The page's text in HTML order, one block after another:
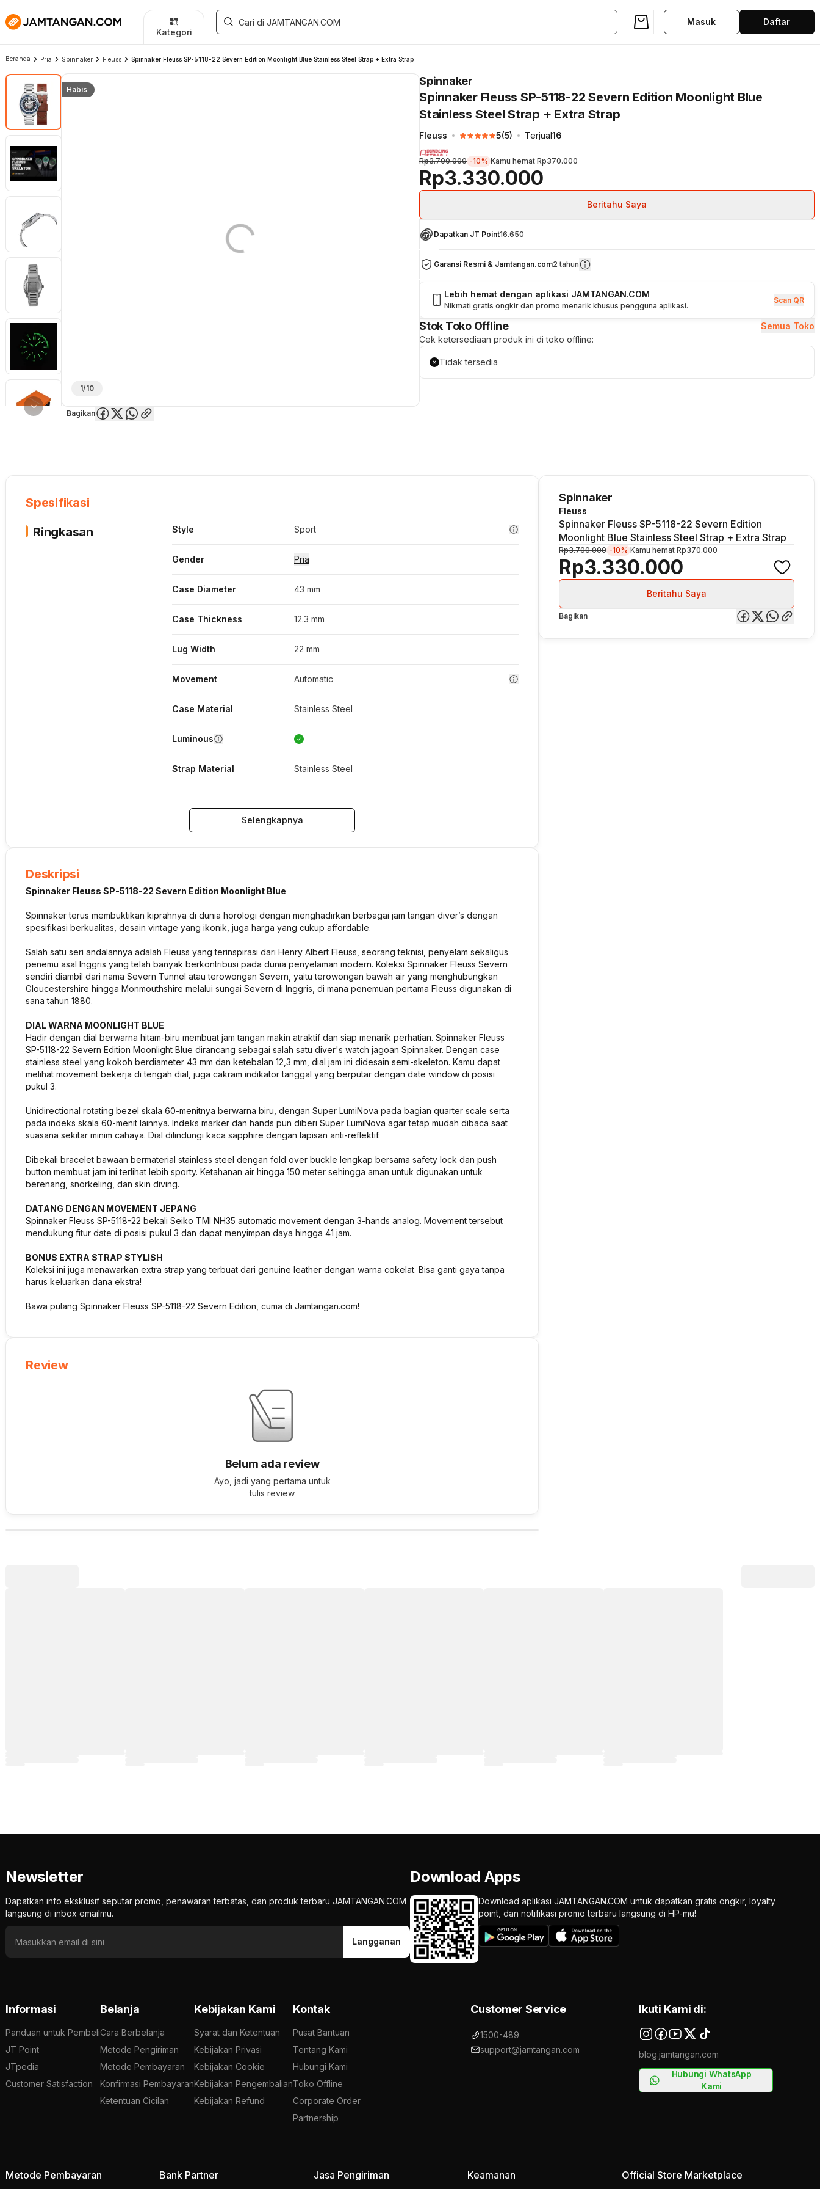
Newsletter
Dapatkan info eksklusif seputar promo, penawaran terbatas, dan produk terbaru JAMTANGAN.COM
langsung di inbox emailmu.
Langganan
Download Apps
Download aplikasi JAMTANGAN.COM untuk dapatkan gratis ongkir, loyalty
point, dan notifikasi promo terbaru langsung di HP-mu!
Informasi
Panduan untuk Pembeli
JT Point
JTpedia
Customer Satisfaction
Belanja
Cara Berbelanja
Metode Pengiriman
Metode Pembayaran
Konfirmasi Pembayaran
Ketentuan Cicilan
Kebijakan Kami
Syarat dan Ketentuan
Kebijakan Privasi
Kebijakan Cookie
Kebijakan Pengembalian
Kebijakan Refund
Kontak
Pusat Bantuan
Tentang Kami
Hubungi Kami
Toko Offline
Corporate Order
Partnership
Customer Service
1500-489
support@jamtangan.com
Ikuti Kami di:
blog.jamtangan.com
Hubungi WhatsApp
Kami
Metode Pembayaran Bank Partner Jasa Pengiriman Keamanan Official Store Marketplace
Kategori
Masuk Daftar
Beranda Pria Spinnaker Fleuss Spinnaker Fleuss SP-5118-22 Severn Edition Moonlight Blue Stainless Steel Strap + Extra Strap
Habis
1/10
Bagikan
Spinnaker
Spinnaker Fleuss SP-5118-22 Severn Edition Moonlight Blue
Stainless Steel Strap + Extra Strap
Fleuss 5(5) Terjual16
Rp3.330.000
Rp3.700.000 -10% Kamu hemat Rp370.000
Beritahu Saya
Dapatkan JT Point16.650
Garansi Resmi & Jamtangan.com2 tahun
Lebih hemat dengan aplikasi JAMTANGAN.COM
Nikmati gratis ongkir dan promo menarik khusus pengguna aplikasi.
Scan QR
Stok Toko Offline
Semua Toko
Cek ketersediaan produk ini di toko offline:
Tidak tersedia
Spesifikasi
Ringkasan
Style Sport
Gender Pria
Case Diameter 43 mm
Case Thickness 12.3 mm
Lug Width 22 mm
Movement Automatic
Case Material Stainless Steel
Luminous
Strap Material Stainless Steel
Selengkapnya
Deskripsi
Spinnaker Fleuss SP-5118-22 Severn Edition Moonlight Blue
Spinnaker terus membuktikan kiprahnya di dunia horologi dengan menghadirkan berbagai jam tangan diver’s dengan
spesifikasi berkualitas, desain vintage yang ikonik, juga harga yang cukup affordable.
Salah satu seri andalannya adalah Fleuss yang terinspirasi dari Henry Albert Fleuss, seorang teknisi, penyelam sekaligus
penemu asal Inggris yang telah banyak berkontribusi pada dunia penyelaman modern. Koleksi Spinnaker Fleuss Severn
sendiri diambil dari nama Severn Tunnel atau terowongan Severn, yaitu terowongan bawah air yang menghubungkan
Gloucestershire hingga Monmouthshire melalui sungai Severn di Inggris, di mana penemuan pertama Fleuss digunakan di
sana tahun 1880.
DIAL WARNA MOONLIGHT BLUE
Hadir dengan dial berwarna hitam-biru membuat jam tangan makin atraktif dan siap menarik perhatian. Spinnaker Fleuss
SP-5118-22 Severn Edition Moonlight Blue dirancang sebagai salah satu diver's watch jagoan Spinnaker. Dengan case
stainless steel yang kokoh berdiameter 43 mm dan ketebalan 12,3 mm, dial jam ini didesain semi-skeleton. Kamu dapat
melihat movement bekerja di tengah dial, juga cakram indikator tanggal yang berputar dengan date window di posisi
pukul 3.
Unidirectional rotating bezel skala 60-menitnya berwarna biru, dengan Super LumiNova pada bagian quarter scale serta
pada indeks skala 60-menit lainnya. Indeks marker dan hands pun diberi Super LumiNova agar tetap mudah dibaca saat
suasana sekitar minim cahaya. Dial dilindungi kaca sapphire dengan lapisan anti-reflektif.
Dibekali bracelet bawaan bermaterial stainless steel dengan fold over buckle lengkap bersama safety lock dan push
button membuat jam ini terlihat lebih sporty. Ketahanan air hingga 150 meter sehingga aman untuk digunakan untuk
berenang, snorkeling, dan skin diving.
DATANG DENGAN MOVEMENT JEPANG
Spinnaker Fleuss SP-5118-22 bekali Seiko TMI NH35 automatic movement dengan 3-hands analog. Movement tersebut
mendukung fitur date di posisi pukul 3 dan dapat menyimpan daya hingga 41 jam.
BONUS EXTRA STRAP STYLISH
Koleksi ini juga menawarkan extra strap yang terbuat dari genuine leather dengan warna cokelat. Bisa ganti gaya tanpa
harus keluarkan dana ekstra!
Bawa pulang Spinnaker Fleuss SP-5118-22 Severn Edition, cuma di Jamtangan.com!
Review
Belum ada review
Ayo, jadi yang pertama untuk
tulis review
Spinnaker
Fleuss
Spinnaker Fleuss SP-5118-22 Severn Edition
Moonlight Blue Stainless Steel Strap + Extra Strap
Rp3.330.000
Rp3.700.000 -10% Kamu hemat Rp370.000
Beritahu Saya
Bagikan